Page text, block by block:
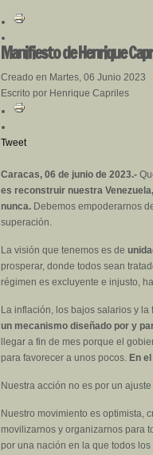
Manifiesto de Henrique
Creado en Martes, 06 Junio 2023
Escrito por Henrique Capriles
Tweet
Caracas, 06 de junio de 2023.-
es reconstruir nuestra
nunca. Debemos empoderarnos
superación.
La visión que tenemos es de
prosperar, donde todos sean
régimen es excluyente e injusto,
La inflación, los bajos salarios y
un mecanismo diseñado por y
llegar a fin de mes porque el
para favorecer a unos pocos. En
Nuestra acción no es por un
Nuestro movimiento es optimista,
movilizarnos y organizarnos para
por una nación en la que todos